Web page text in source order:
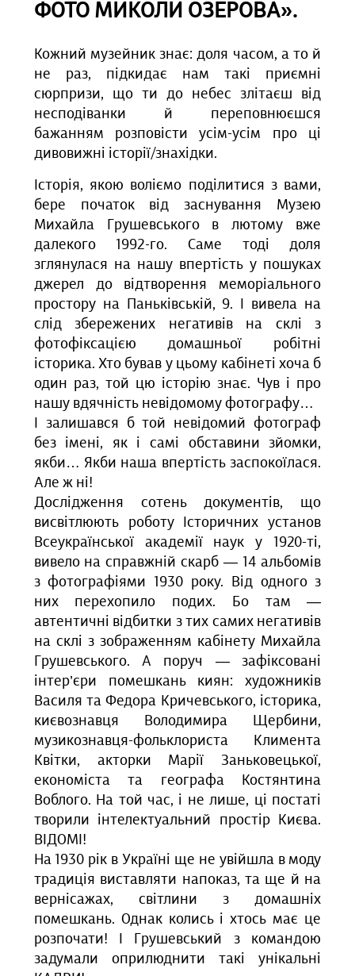
ФОТО МИКОЛИ ОЗЕРОВА».
Кожний музейник знає: доля часом, а то й
не раз, підкидає нам такі приємні
сюрпризи, що ти до небес злітаєш від
несподіванки й переповнюєшся
бажанням розповісти усім-усім про ці
дивовижні історії/знахідки.
Історія, якою воліємо поділитися з вами,
бере початок від заснування Музею
Михайла Грушевського в лютому вже
далекого 1992-го. Саме тоді доля
зглянулася на нашу впертість у пошуках
джерел до відтворення меморіального
простору на Паньківській, 9. І вивела на
слід збережених негативів на склі з
фотофіксацією домашньої робітні
історика. Хто бував у цьому кабінеті хоча б
один раз, той цю історію знає. Чув і про
нашу вдячність невідомому фотографу…
І залишався б той невідомий фотограф
без імені, як і самі обставини зйомки,
якби… Якби наша впертість заспокоїлася.
Але ж ні!
Дослідження сотень документів, що
висвітлюють роботу Історичних установ
Всеукраїнської академії наук у 1920-ті,
вивело на справжній скарб — 14 альбомів
з фотографіями 1930 року. Від одного з
них перехопило подих. Бо там —
автентичні відбитки з тих самих негативів
на склі з зображенням кабінету Михайла
Грушевського. А поруч — зафіксовані
інтер’єри помешкань киян: художників
Василя та Федора Кричевського, історика,
києвознавця Володимира Щербини,
музикознавця-фольклориста Климента
Квітки, акторки Марії Заньковецької,
економіста та географа Костянтина
Воблого. На той час, і не лише, ці постаті
творили інтелектуальний простір Києва.
ВІДОМІ!
На 1930 рік в Україні ще не увійшла в моду
традиція виставляти напоказ, та ще й на
вернісажах, світлини з домашніх
помешкань. Однак колись і хтось має це
розпочати! І Грушевський з командою
задумали оприлюднити такі унікальні